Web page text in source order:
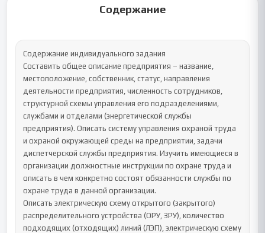
Содержание
Содержание индивидуального задания
Составить общее описание предприятия – название,
местоположение, собственник, статус, направления
деятельности предприятия, численность сотрудников,
структурной схемы управления его подразделениями,
службами и отделами (энергетической службы
предприятия). Описать систему управления охраной труда
и охраной окружающей среды на предприятии, задачи
диспетчерской службы предприятия. Изучить имеющиеся в
организации должностные инструкции по охране труда и
описать в чем конкретно состоят обязанности службы по
охране труда в данной организации.
Описать электрическую схему открытого (закрытого)
распределительного устройства (ОРУ, ЗРУ), количество
подходящих (отходящих) линий (ЛЭП), электрическую схему